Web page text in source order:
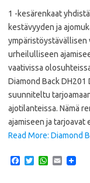
1 -kesärenkaat
kestävyyden ja
ympäristöystävällisen
urheilulliseen
vaativissa
Diamond Back DH201
suunniteltu
ajotilanteissa. Nämä
ajamiseen ja
Read More: Diamond
T
W
E